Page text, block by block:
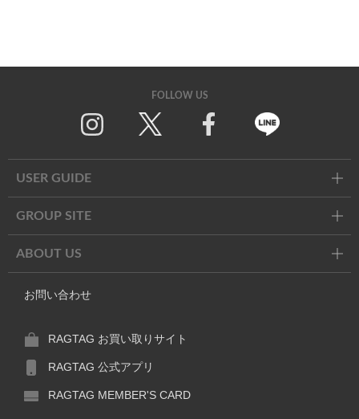
FOLLOW US
USER GUIDE
GROUP SITE
ABOUT US
お問い合わせ
RAGTAG お買い取りサイト
RAGTAG 公式アプリ
RAGTAG MEMBER'S CARD